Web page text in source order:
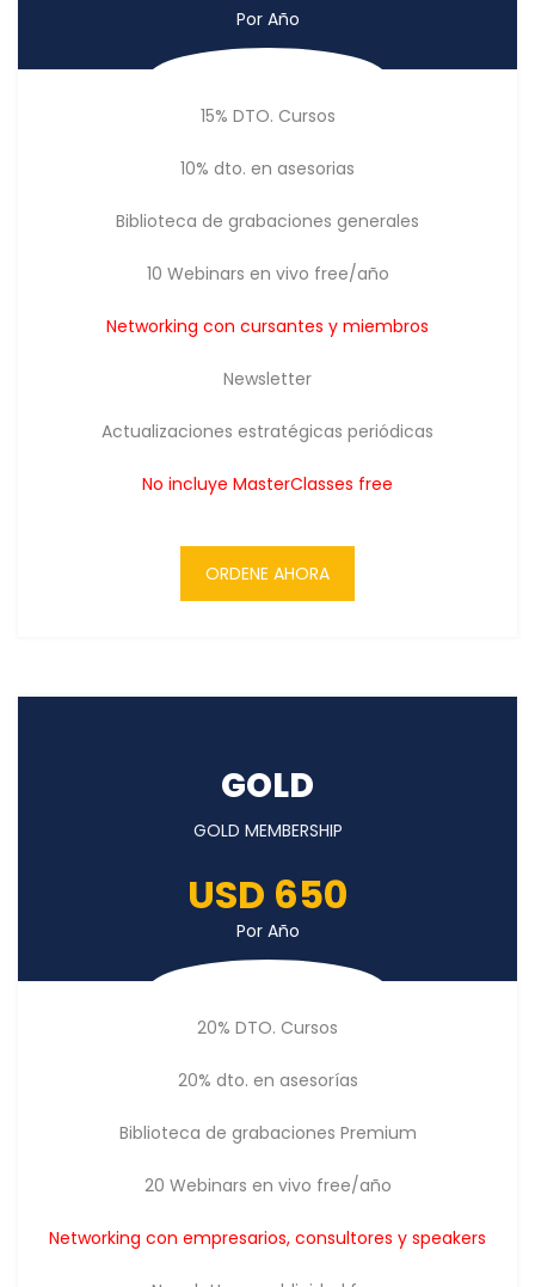
Por Año
15% DTO. Cursos
10% dto. en asesorias
Biblioteca de grabaciones generales
10 Webinars en vivo free/año
Networking con cursantes y miembros
Newsletter
Actualizaciones estratégicas periódicas
No incluye MasterClasses free
ORDENE AHORA
GOLD
GOLD MEMBERSHIP
USD 650
Por Año
20% DTO. Cursos
20% dto. en asesorías
Biblioteca de grabaciones Premium
20 Webinars en vivo free/año
Networking con empresarios, consultores y speakers